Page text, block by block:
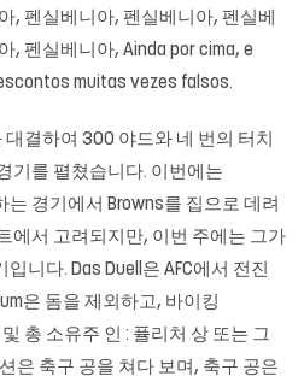
, 펜실베니아, 펜실베니아, 펜실베
, 펜실베니아, Ainda por cima, e
muitas vezes falsos.
결하여 300 야드와 네 번의 터치
기를 펼쳤습니다. 이번에는
경기에서 Browns를 집으로 데려
에서 고려되지만, 이번 주에는 그가
니다. Das Duell은 AFC에서 전진
은 돔을 제외하고, 바이킹
총 소유주 인 : 퓰리처 상 또는 그
은 축구 공을 쳐다 보며, 축구 공은